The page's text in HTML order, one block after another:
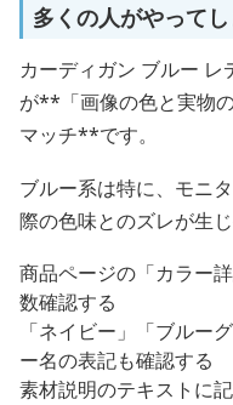
多くの人がやって
カーディガン ブルー
が**「画像の色と実物
マッチ**です。
ブルー系は特に、モニ
際の色味とのズレが生
商品ページの「カラー
数確認する
「ネイビー」「ブルー
ー名の表記も確認する
素材説明のテキストに